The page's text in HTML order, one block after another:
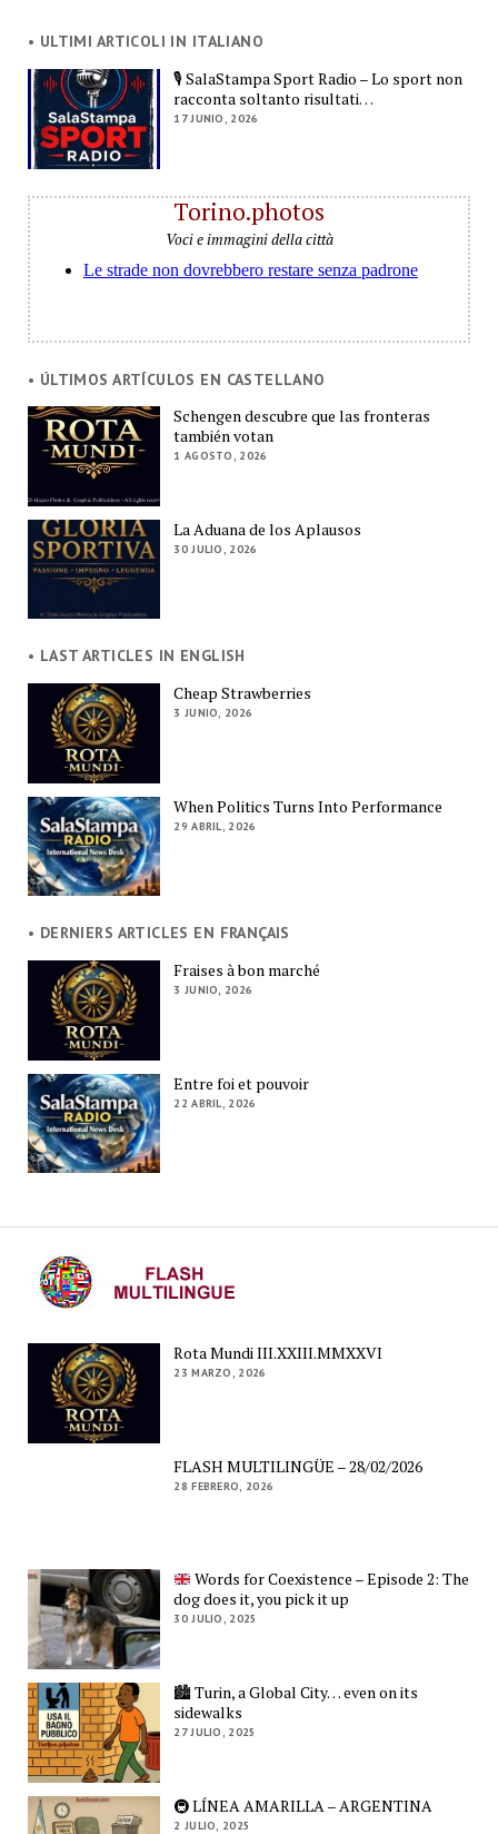
• ULTIMI ARTICOLI IN ITALIANO
🎙️ SalaStampa Sport Radio – Lo sport non
racconta soltanto risultati…
17 JUNIO, 2026
Torino.photos
Voci e immagini della città
• ÚLTIMOS ARTÍCULOS EN CASTELLANO
Schengen descubre que las fronteras
también votan
1 AGOSTO, 2026
La Aduana de los Aplausos
30 JULIO, 2026
• LAST ARTICLES IN ENGLISH
Cheap Strawberries
3 JUNIO, 2026
When Politics Turns Into Performance
29 ABRIL, 2026
• DERNIERS ARTICLES EN FRANÇAIS
Fraises à bon marché
3 JUNIO, 2026
Entre foi et pouvoir
22 ABRIL, 2026
Rota Mundi III.XXIII.MMXXVI
23 MARZO, 2026
FLASH MULTILINGÜE – 28/02/2026
28 FEBRERO, 2026
Words for Coexistence – Episode 2: The
dog does it, you pick it up
30 JULIO, 2025
🏙️ Turin, a Global City… even on its
sidewalks
27 JULIO, 2025
🚇 LÍNEA AMARILLA – ARGENTINA
2 JULIO, 2025